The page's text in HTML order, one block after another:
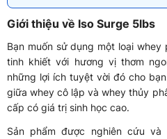
Giới thiệu về Iso Surge 5lbs
Bạn muốn sử dụng một loại
tinh khiết với hương vị thơm
những lợi ích tuyệt vời đó cho
giữa whey cô lập và whey thủy
cấp có giá trị sinh học cao.
Sản phẩm được nghiên cứu